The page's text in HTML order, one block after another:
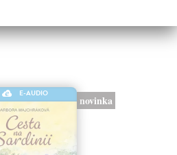
E-AUDIO
novinka